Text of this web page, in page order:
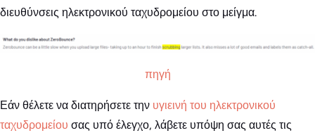
διευθύνσεις ηλεκτρονικού ταχυδρομείου στο μείγμα.
πηγή
Εάν θέλετε να διατηρήσετε την υγιεινή του ηλεκτρονικού
ταχυδρομείου σας υπό έλεγχο, λάβετε υπόψη σας αυτές τις